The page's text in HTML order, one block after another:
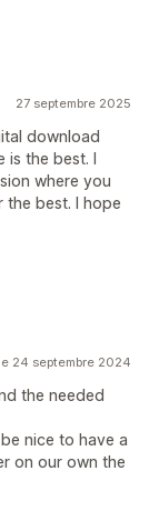
27 septembre 2025
download
the best. I
where you
the best. I hope
24 septembre 2024
the needed
nice to have a
on our own the